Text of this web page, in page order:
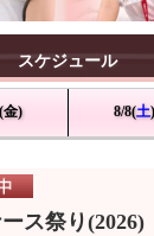
スケジュール
金) 8/8(土)
ス祭り(2026)